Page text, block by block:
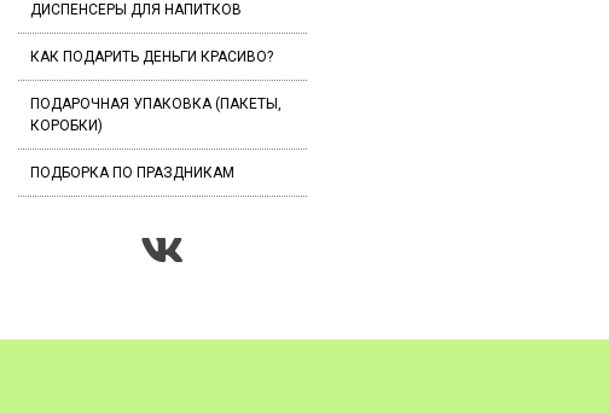
ДИСПЕНСЕРЫ ДЛЯ НАПИТКОВ
КАК ПОДАРИТЬ ДЕНЬГИ КРАСИВО?
ПОДАРОЧНАЯ УПАКОВКА (ПАКЕТЫ,
КОРОБКИ)
ПОДБОРКА ПО ПРАЗДНИКАМ